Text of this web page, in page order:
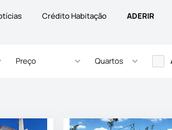
Crédito Habitação ADERIR
Preço Quartos